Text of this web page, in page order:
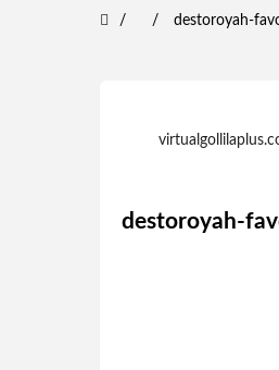
destoroyah-
destoroyah-